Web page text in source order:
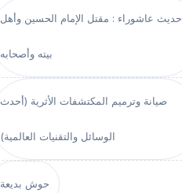
حديث عاشوراء : مقتل الإمام الحسين وأهل
بيته وأصحابه
صيانة وترميم المكتشفات الأثرية (أحدث
الوسائل والتقنيات العالمية)
حوش بديعة